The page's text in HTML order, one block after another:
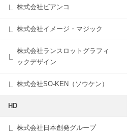
株式会社ビアンコ
株式会社イメージ・マジック
株式会社ランスロットグラフィ
ックデザイン
株式会社SO-KEN（ソウケン）
HD
株式会社日本創発グループ